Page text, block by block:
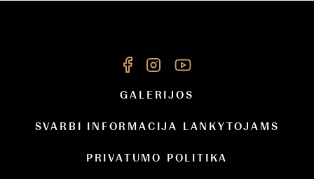
GALERIJOS
SVARBI INFORMACIJA LANKYTOJAMS
PRIVATUMO POLITIKA